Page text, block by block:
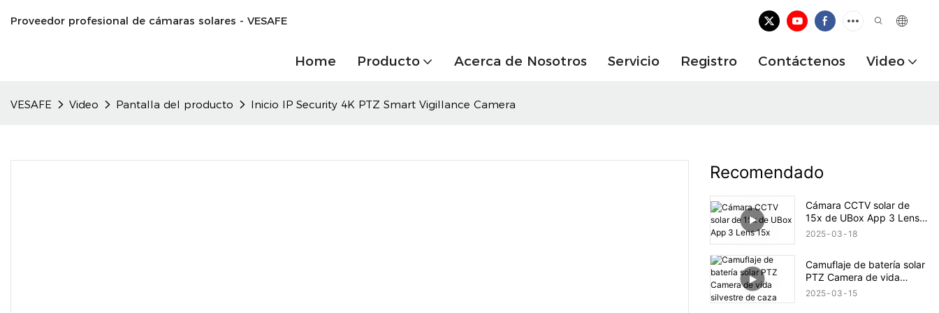
Proveedor profesional de cámaras solares - VESAFE
Home Producto Acerca de Nosotros Servicio Registro Contáctenos Video
VESAFE Video Pantalla del producto Inicio IP Security 4K PTZ Smart Vigillance Camera
Recomendado
Cámara CCTV solar de
15x de UBox App 3 Lens
15x
2025 03 18
Camuflaje de batería solar
PTZ Camera de vida
silvestre de caza
2025 03 15